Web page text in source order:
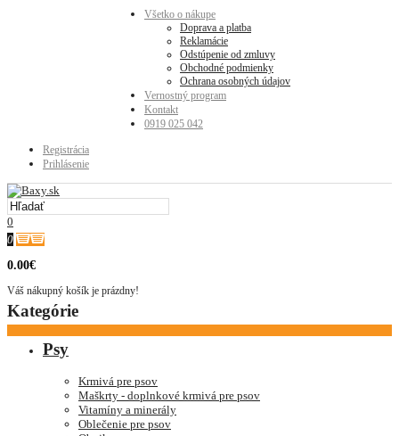
Všetko o nákupe
Doprava a platba
Reklamácie
Odstúpenie od zmluvy
Obchodné podmienky
Ochrana osobných údajov
Vernostný program
Kontakt
0919 025 042
Registrácia
Prihlásenie
0
0
0.00€
Váš nákupný košík je prázdny!
Kategórie
Psy
Krmivá pre psov
Maškrty - doplnkové krmivá pre psov
Vitamíny a minerály
Oblečenie pre psov